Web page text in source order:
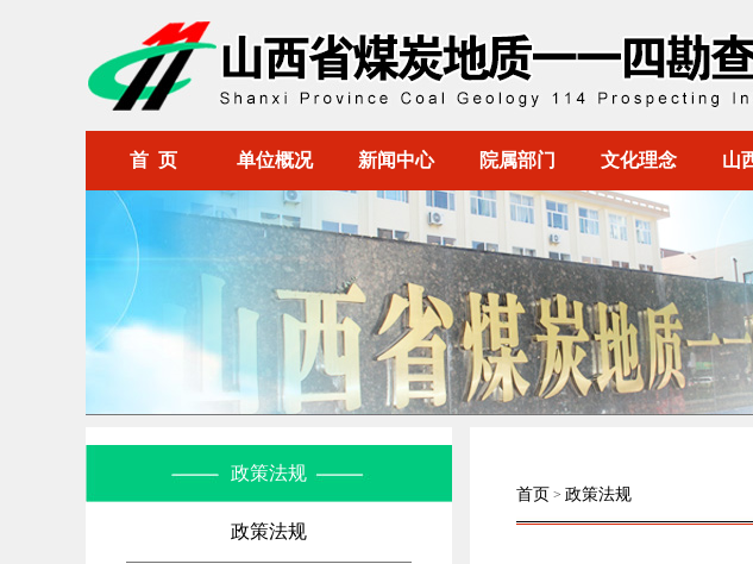
首 页 单位概况 新闻中心 院属部门 文化理念 山
政策法规
政策法规
首页 > 政策法规